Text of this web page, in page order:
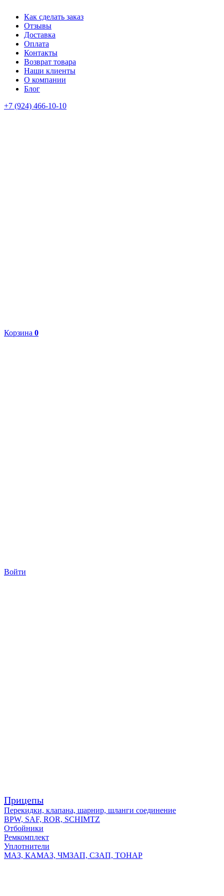
Как сделать заказ
Отзывы
Доставка
Оплата
Контакты
Возврат товара
Наши клиенты
О компании
Блог
+7 (924) 466-10-10
Корзина 0
Войти
Прицепы
Перекидки, клапана, шарнир, шланги соединение
BPW, SAF, ROR, SCHIMTZ
Отбойники
Ремкомплект
Уплотнители
МАЗ, КАМАЗ, ЧМЗАП, СЗАП, ТОНАР